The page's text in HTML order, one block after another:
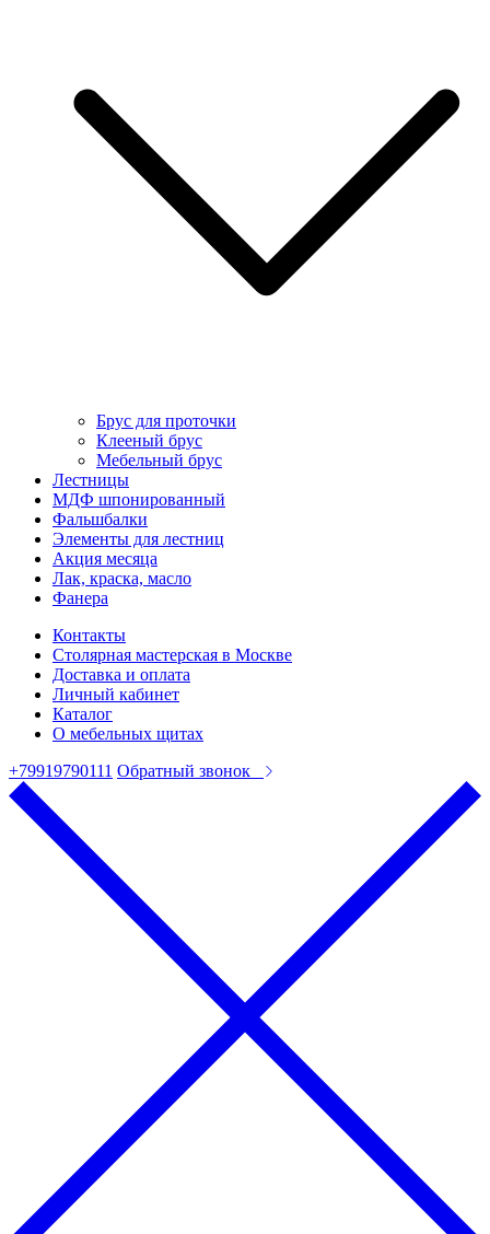
Брус для проточки
Клееный брус
Мебельный брус
Лестницы
МДФ шпонированный
Фальшбалки
Элементы для лестниц
Акция месяца
Лак, краска, масло
Фанера
Контакты
Столярная мастерская в Москве
Доставка и оплата
Личный кабинет
Каталог
О мебельных щитах
+79919790111 Обратный звонок